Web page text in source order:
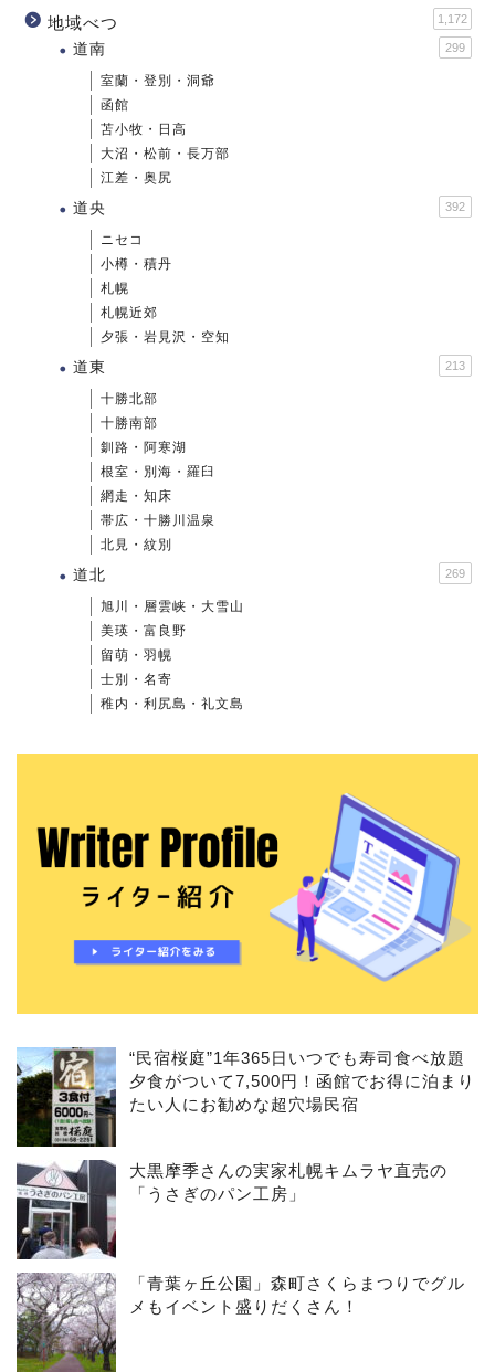
地域べつ 1,172
道南 299
室蘭・登別・洞爺
函館
苫小牧・日高
大沼・松前・長万部
江差・奥尻
道央 392
ニセコ
小樽・積丹
札幌
札幌近郊
夕張・岩見沢・空知
道東 213
十勝北部
十勝南部
釧路・阿寒湖
根室・別海・羅臼
網走・知床
帯広・十勝川温泉
北見・紋別
道北 269
旭川・層雲峡・大雪山
美瑛・富良野
留萌・羽幌
士別・名寄
稚内・利尻島・礼文島
“民宿桜庭”1年365日いつでも寿司食べ放題
夕食がついて7,500円！函館でお得に泊まり
たい人にお勧めな超穴場民宿
大黒摩季さんの実家札幌キムラヤ直売の
「うさぎのパン工房」
「青葉ヶ丘公園」森町さくらまつりでグル
メもイベント盛りだくさん！